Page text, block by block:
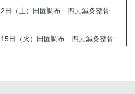
日（土）田園調布 四元鍼灸整骨
日（火）田園調布 四元鍼灸整骨